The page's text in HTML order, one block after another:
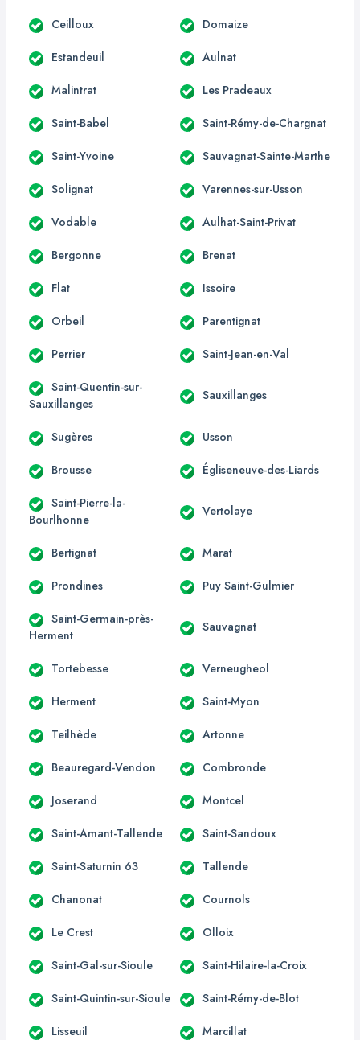
Ceilloux Domaize
Estandeuil Aulnat
Malintrat Les Pradeaux
Saint-Babel Saint-Rémy-de-Chargnat
Saint-Yvoine Sauvagnat-Sainte-Marthe
Solignat Varennes-sur-Usson
Vodable Aulhat-Saint-Privat
Bergonne Brenat
Flat Issoire
Orbeil Parentignat
Perrier Saint-Jean-en-Val
Saint-Quentin-sur-
Sauxillanges
Sauxillanges
Sugères Usson
Brousse Égliseneuve-des-Liards
Saint-Pierre-la-
Bourlhonne
Vertolaye
Bertignat Marat
Prondines Puy Saint-Gulmier
Saint-Germain-près-
Herment
Sauvagnat
Tortebesse Verneugheol
Herment Saint-Myon
Teilhède Artonne
Beauregard-Vendon Combronde
Joserand Montcel
Saint-Amant-Tallende Saint-Sandoux
Saint-Saturnin 63 Tallende
Chanonat Cournols
Le Crest Olloix
Saint-Gal-sur-Sioule Saint-Hilaire-la-Croix
Saint-Quintin-sur-Sioule Saint-Rémy-de-Blot
Lisseuil Marcillat